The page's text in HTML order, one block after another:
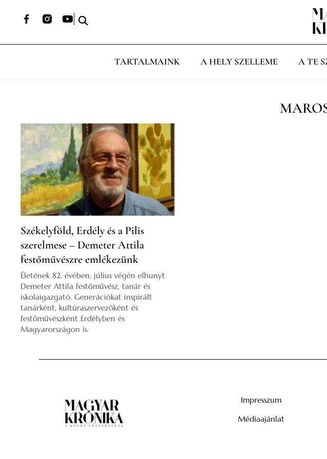
TARTALMAINK A HELY SZELLEME A TE
Székelyföld, Erdély és a Pilis
szerelmese – Demeter Attila
festőművészre emlékezünk
Életének 82. évében, július végén elhunyt
Demeter Attila festőművész, tanár és
iskolaigazgató. Generációkat inspirált
tanárként, kultúraszervezőként és
festőművészként Erdélyben és
Magyarországon is.
Impresszum
Médiaajánlat